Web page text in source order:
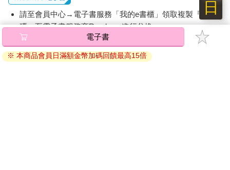
請至會員中心→電子書服務「我的e書櫃」領取複製『兌換
碼』至電子書服務商Readmoo進行兌換。
退換貨須知：
因版權保護，您在金石堂所購買的電子書僅能以金石堂專屬
電子書
※ 本商品會員日滿額金幣加碼回饋最高15倍
日